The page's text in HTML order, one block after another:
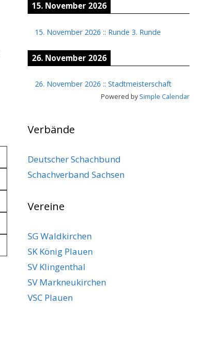
15. November 2026
15. November 2026 :: Runde 3. Runde
26. November 2026
26. November 2026 :: Stadtmeisterschaft
Powered bySimple Calendar
Verbände
Deutscher Schachbund
Schachverband Sachsen
Vereine
SG Waldkirchen
SK König Plauen
SV Klingenthal
SV Markneukirchen
VSC Plauen